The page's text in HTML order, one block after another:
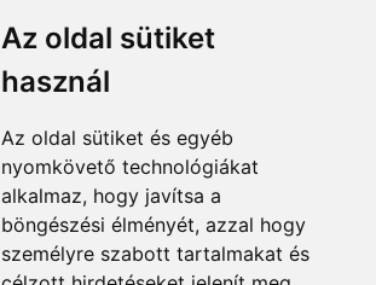
Az oldal sütiket
használ
Az oldal sütiket és egyéb
nyomkövető technológiákat
alkalmaz, hogy javítsa a
böngészési élményét, azzal hogy
személyre szabott tartalmakat és
from HUF18,320
Accepted payment methods